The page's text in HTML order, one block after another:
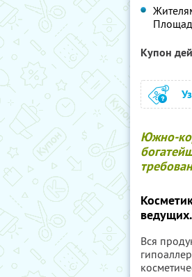
Купон
Южно-
ведущих.
Вся